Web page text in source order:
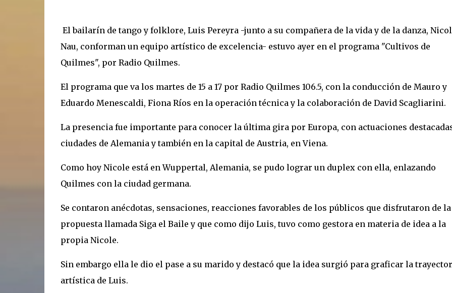
El bailarín de tango y folklore, Luis Pereyra -junto a su compañera de la vida y de la danza,
Nau, conforman un equipo artístico de excelencia- estuvo ayer en el programa "Cultivos de
Quilmes", por Radio Quilmes.
El programa que va los martes de 15 a 17 por Radio Quilmes 106.5, con la conducción de Mauro y
Eduardo Menescaldi, Fiona Ríos en la operación técnica y la colaboración de David Scagliarini.
La presencia fue importante para conocer la última gira por Europa, con actuaciones
ciudades de Alemania y también en la capital de Austria, en Viena.
Como hoy Nicole está en Wuppertal, Alemania, se pudo lograr un duplex con ella, enlazando
Quilmes con la ciudad germana.
Se contaron anécdotas, sensaciones, reacciones favorables de los públicos que disfrutaron de la
propuesta llamada Siga el Baile y que como dijo Luis, tuvo como gestora en materia de idea a la
propia Nicole.
Sin embargo ella le dio el pase a su marido y destacó que la idea surgió para graficar la
artística de Luis.